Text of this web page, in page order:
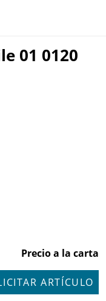
01 0120
Precio a la carta
ARTÍCULO